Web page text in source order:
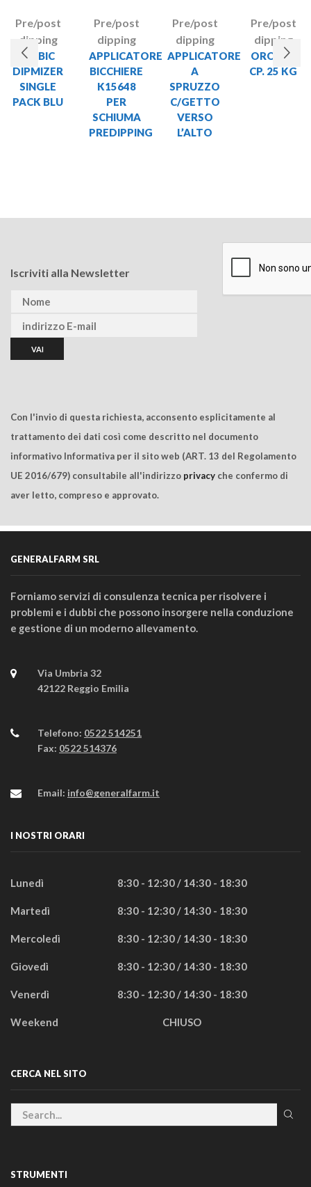
Pre/post
dipping
AMBIC
DIPMIZER
SINGLE
PACK BLU
Pre/post
dipping
APPLICATORE
BICCHIERE
K15648
PER
SCHIUMA
PREDIPPING
Pre/post
dipping
APPLICATORE
A
SPRUZZO
C/GETTO
VERSO
L’ALTO
Pre/post
dipping
ORO DIP
CP. 25 KG
Iscriviti alla Newsletter
Con l'invio di questa richiesta, acconsento esplicitamente al
trattamento dei dati così come descritto nel documento
informativo Informativa per il sito web (ART. 13 del Regolamento
UE 2016/679) consultabile all'indirizzo privacy che confermo di
aver letto, compreso e approvato.
GENERALFARM SRL
Forniamo servizi di consulenza tecnica per risolvere i
problemi e i dubbi che possono insorgere nella conduzione
e gestione di un moderno allevamento.
Via Umbria 32
42122 Reggio Emilia
Telefono: 0522 514251
Fax: 0522 514376
Email: info@generalfarm.it
I NOSTRI ORARI
Lunedì 8:30 - 12:30 / 14:30 - 18:30
Martedì 8:30 - 12:30 / 14:30 - 18:30
Mercoledì 8:30 - 12:30 / 14:30 - 18:30
Giovedì 8:30 - 12:30 / 14:30 - 18:30
Venerdì 8:30 - 12:30 / 14:30 - 18:30
Weekend CHIUSO
CERCA NEL SITO
STRUMENTI